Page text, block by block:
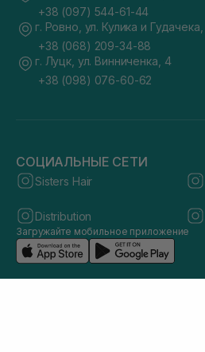
+38 (097) 544-61-44
г. Ровно, ул. Кулика и
+38 (068) 209-34-88
г. Луцк, ул. Винниченка, 4
+38 (098) 076-60-62
СОЦИАЛЬНЫЕ СЕТИ
Sisters Hair
Distribution
Загружайте мобильное приложение